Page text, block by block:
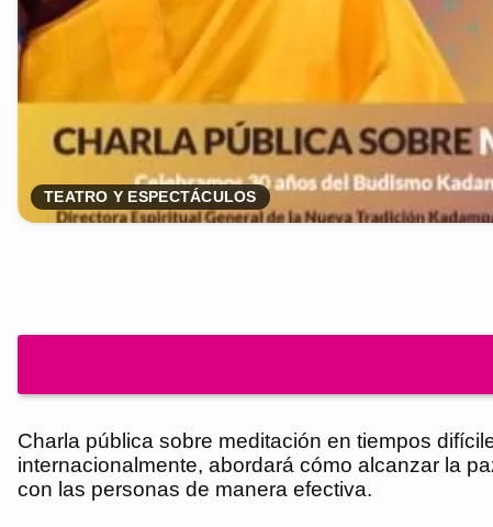
TEATRO Y ESPECTÁCULOS
Charla pública sobre meditación en tiempos
internacionalmente, abordará cómo alcanzar la
con las personas de manera efectiva.